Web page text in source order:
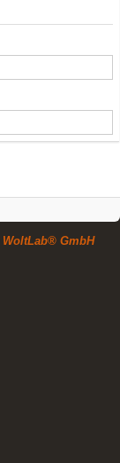
WoltLab® GmbH